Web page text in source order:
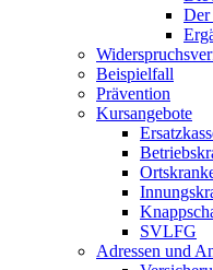
Der
Beispielfall
Prävention
Kursangebote
SVLFG
Adressen und